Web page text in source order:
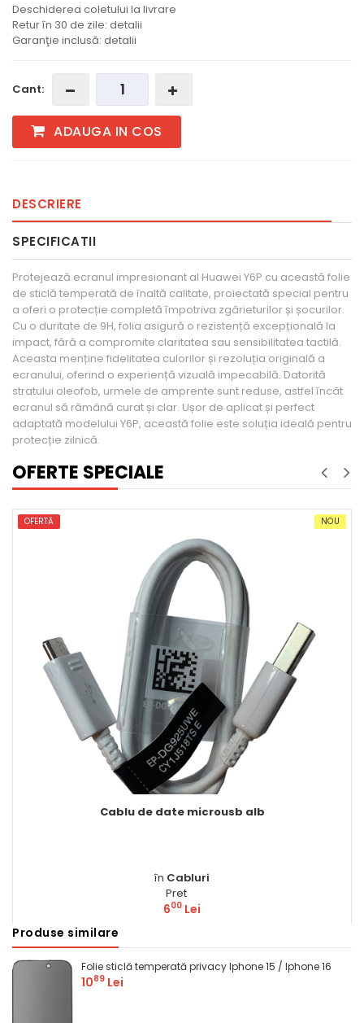
Deschiderea coletului la livrare
Retur în 30 de zile: detalii
Garanţie inclusă: detalii
Cant:
ADAUGA IN COS
DESCRIERE
SPECIFICATII
Protejează ecranul impresionant al Huawei Y6P cu această folie
de sticlă temperată de înaltă calitate, proiectată special pentru
a oferi o protecție completă împotriva zgârieturilor și șocurilor.
Cu o duritate de 9H, folia asigură o rezistență excepțională la
impact, fără a compromite claritatea sau sensibilitatea tactilă.
Aceasta menține fidelitatea culorilor și rezoluția originală a
ecranului, oferind o experiență vizuală impecabilă. Datorită
stratului oleofob, urmele de amprente sunt reduse, astfel încât
ecranul să rămână curat și clar. Ușor de aplicat și perfect
adaptată modelului Y6P, această folie este soluția ideală pentru
protecție zilnică.
OFERTE SPECIALE
de date microusb alb
Comandă
Produse similare
Folie sticlă temperată privacy Iphone 15 / Iphone 16
1089 Lei